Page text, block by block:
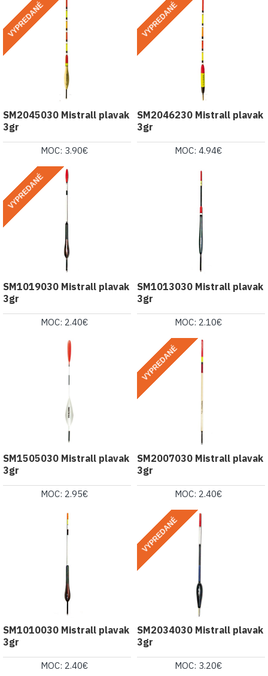
VYPREDANÉ
SM2045030 Mistrall plavak
3gr
MOC: 3.90€
VYPREDANÉ
SM2046230 Mistrall plavak
3gr
MOC: 4.94€
VYPREDANÉ
SM1019030 Mistrall plavak
3gr
MOC: 2.40€
SM1013030 Mistrall plavak
3gr
MOC: 2.10€
SM1505030 Mistrall plavak
3gr
MOC: 2.95€
VYPREDANÉ
SM2007030 Mistrall plavak
3gr
MOC: 2.40€
SM1010030 Mistrall plavak
3gr
MOC: 2.40€
VYPREDANÉ
SM2034030 Mistrall plavak
3gr
MOC: 3.20€